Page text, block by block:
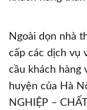
Ngoài dọn nhà
cấp các dịch vụ
cầu khách hàng
huyện của Hà
NGHIỆP –